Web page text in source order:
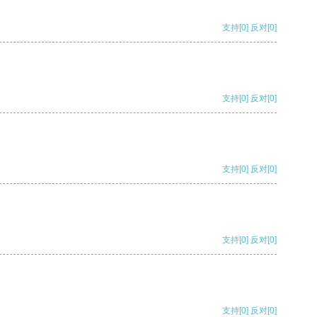
支持[0] 反对[0]
支持[0] 反对[0]
支持[0] 反对[0]
支持[0] 反对[0]
支持[0] 反对[0]